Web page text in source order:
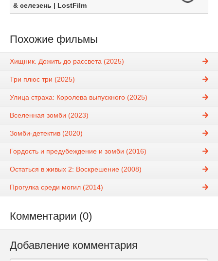
& селезень | LostFilm
Похожие фильмы
Хищник. Дожить до рассвета (2025)
Три плюс три (2025)
Улица страха: Королева выпускного (2025)
Вселенная зомби (2023)
Зомби-детектив (2020)
Гордость и предубеждение и зомби (2016)
Остаться в живых 2: Воскрешение (2008)
Прогулка среди могил (2014)
Комментарии (0)
Добавление комментария